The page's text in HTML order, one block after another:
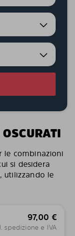
le combinazioni
si desidera
utilizzando le
97,00 €
spedizione e IVA